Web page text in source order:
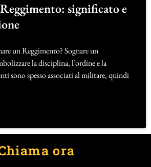
significato e
un Reggimento? Sognare un
la disciplina, l’ordine e la
sono spesso associati al militare, quindi
ora